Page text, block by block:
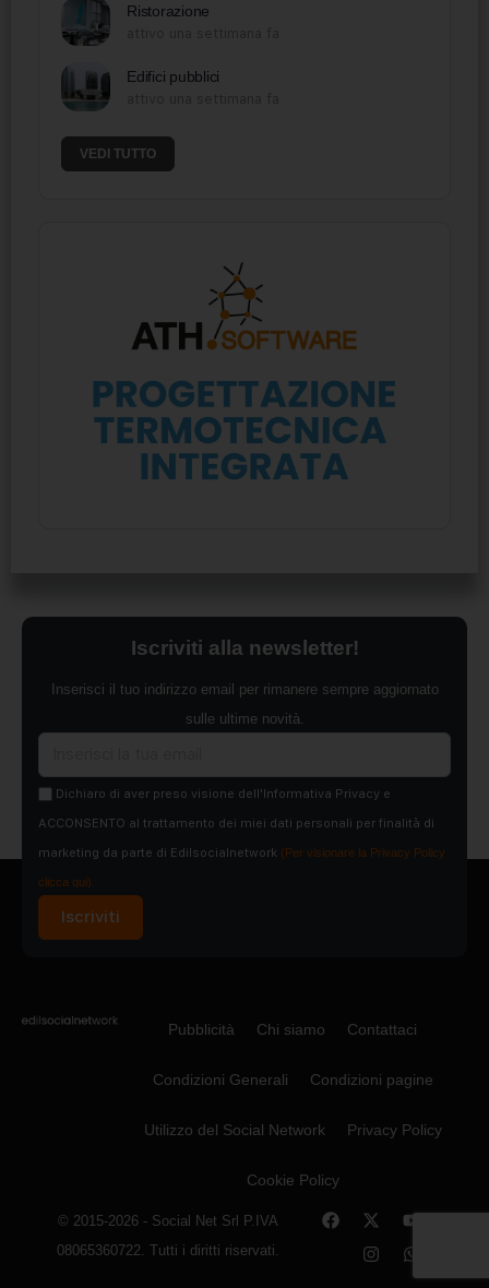
Ristorazione
Edifici pubblici
VEDI TUTTO
Iscriviti alla newsletter!
Inserisci il tuo indirizzo email per rimanere sempre aggiornato
sulle ultime novità.
Dichiaro di aver preso visione dell'Informativa Privacy e
ACCONSENTO al trattamento dei miei dati personali per finalità di
marketing da parte di Edilsocialnetwork (Per visionare la Privacy Policy
clicca qui).
Iscriviti
Pubblicità Chi siamo Contattaci
Condizioni Generali Condizioni pagine
Utilizzo del Social Network Privacy Policy
Cookie Policy
© 2015-2026 - Social Net Srl P.IVA
08065360722. Tutti i diritti riservati.